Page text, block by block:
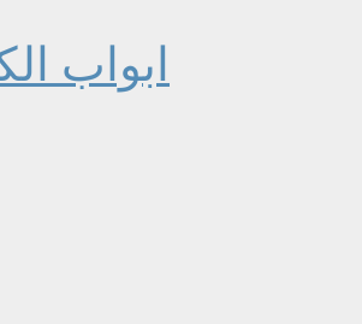
ابواب